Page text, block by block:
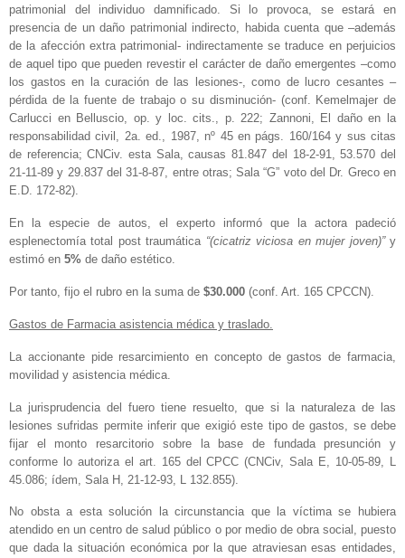
patrimonial del individuo damnificado. Si lo provoca, se estará en
presencia de un daño patrimonial indirecto, habida cuenta que –además
de la afección extra patrimonial- indirectamente se traduce en perjuicios
de aquel tipo que pueden revestir el carácter de daño emergentes –como
los gastos en la curación de las lesiones-, como de lucro cesantes –
pérdida de la fuente de trabajo o su disminución- (conf. Kemelmajer de
Carlucci en Belluscio, op. y loc. cits., p. 222; Zannoni, El daño en la
responsabilidad civil, 2a. ed., 1987, nº 45 en págs. 160/164 y sus citas
de referencia; CNCiv. esta Sala, causas 81.847 del 18-2-91, 53.570 del
21-11-89 y 29.837 del 31-8-87, entre otras; Sala “G” voto del Dr. Greco en
E.D. 172-82).
En la especie de autos, el experto informó que la actora padeció
esplenectomía total post traumática “(cicatriz viciosa en mujer joven)”y
estimó en 5% de daño estético.
Por tanto, fijo el rubro en la suma de $30.000 (conf. Art. 165 CPCCN).
Gastos de Farmacia asistencia médica y traslado.
La accionante pide resarcimiento en concepto de gastos de farmacia,
movilidad y asistencia médica.
La jurisprudencia del fuero tiene resuelto, que si la naturaleza de las
lesiones sufridas permite inferir que exigió este tipo de gastos, se debe
fijar el monto resarcitorio sobre la base de fundada presunción y
conforme lo autoriza el art. 165 del CPCC (CNCiv, Sala E, 10-05-89, L
45.086; ídem, Sala H, 21-12-93, L 132.855).
No obsta a esta solución la circunstancia que la víctima se hubiera
atendido en un centro de salud público o por medio de obra social, puesto
que dada la situación económica por la que atraviesan esas entidades,